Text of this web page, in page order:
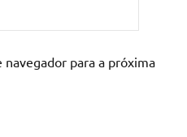
navegador para a próxima